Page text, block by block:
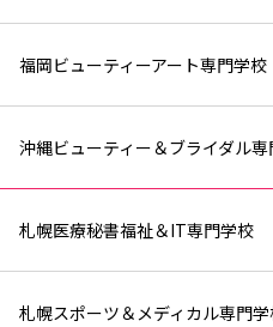
福岡ビューティーアート専門学校
沖縄ビューティー＆ブライダル
札幌医療秘書福祉＆IT専門学校
札幌スポーツ＆メディカル専門